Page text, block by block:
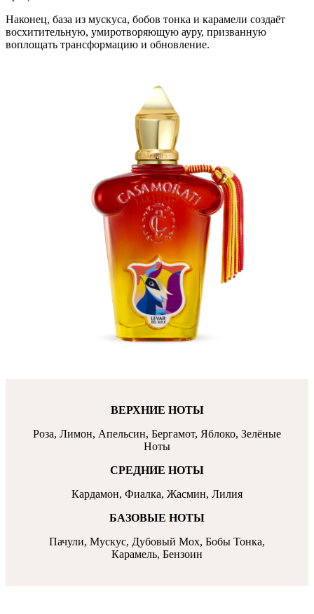
Наконец, база из мускуса, бобов тонка и карамели создаёт
восхитительную, умиротворяющую ауру, призванную
воплощать трансформацию и обновление.
ВЕРХНИЕ НОТЫ
Роза, Лимон, Апельсин, Бергамот, Яблоко, Зелёные
Ноты
СРЕДНИЕ НОТЫ
Кардамон, Фиалка, Жасмин, Лилия
БАЗОВЫЕ НОТЫ
Пачули, Мускус, Дубовый Мох, Бобы Тонка,
Карамель, Бензоин